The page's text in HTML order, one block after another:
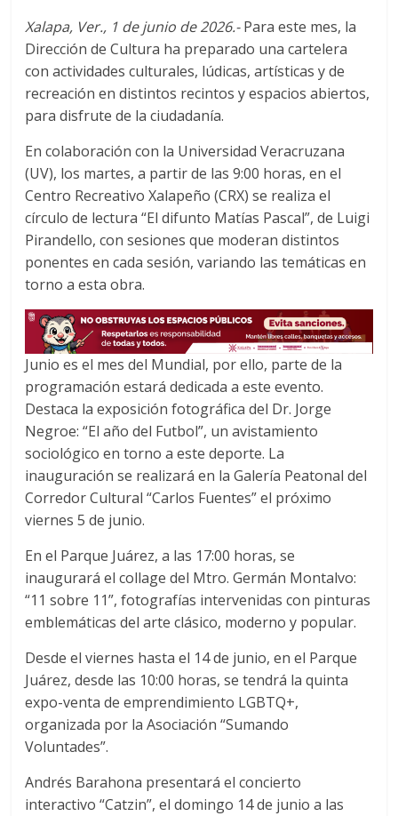
c
e
b
o
o
i
t
t
e
r
a
t
s
A
p
Xalapa, Ver., 1 de junio de 2026.-Para este mes, la
Dirección de Cultura ha preparado una cartelera
con actividades culturales, lúdicas, artísticas y de
recreación en distintos recintos y espacios abiertos,
para disfrute de la ciudadanía.
En colaboración con la Universidad Veracruzana
(UV), los martes, a partir de las 9:00 horas, en el
Centro Recreativo Xalapeño (CRX) se realiza el
círculo de lectura “El difunto Matías Pascal”, de Luigi
Pirandello, con sesiones que moderan distintos
ponentes en cada sesión, variando las temáticas en
torno a esta obra.
Junio es el mes del Mundial, por ello, parte de la
programación estará dedicada a este evento.
Destaca la exposición fotográfica del Dr. Jorge
Negroe: “El año del Futbol”, un avistamiento
sociológico en torno a este deporte. La
inauguración se realizará en la Galería Peatonal del
Corredor Cultural “Carlos Fuentes” el próximo
viernes 5 de junio.
En el Parque Juárez, a las 17:00 horas, se
inaugurará el collage del Mtro. Germán Montalvo:
“11 sobre 11”, fotografías intervenidas con pinturas
emblemáticas del arte clásico, moderno y popular.
Desde el viernes hasta el 14 de junio, en el Parque
Juárez, desde las 10:00 horas, se tendrá la quinta
expo-venta de emprendimiento LGBTQ+,
organizada por la Asociación “Sumando
Voluntades”.
Andrés Barahona presentará el concierto
interactivo “Catzin”, el domingo 14 de junio a las